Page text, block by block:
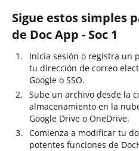
Sigue estos simples
de Doc App - Soc 1
Inicia sesión o registra un
tu dirección de correo
Google o SSO.
Sube un archivo desde la
almacenamiento en la
Google Drive o OneDrive.
Comienza a modificar tu
potentes funciones de